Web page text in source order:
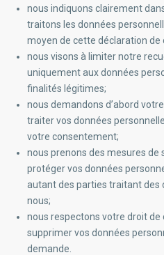
nous indiquons clairement
traitons les données
moyen de cette déclaration de
nous visons à limiter notre
uniquement aux données
finalités légitimes;
nous demandons d’abord
traiter vos données
votre consentement;
nous prenons des mesures de
protéger vos données
autant des parties traitant des
nous;
nous respectons votre droit de
supprimer vos données
demande.